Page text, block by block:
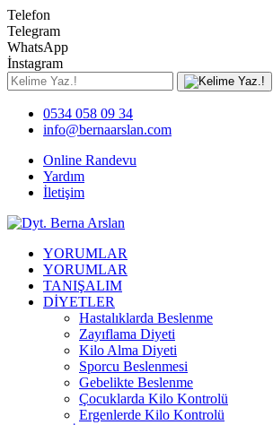
Telefon
Telegram
WhatsApp
İnstagram
0534 058 09 34
info@bernaarslan.com
Online Randevu
Yardım
İletişim
YORUMLAR
YORUMLAR
TANIŞALIM
DİYETLER
Hastalıklarda Beslenme
Zayıflama Diyeti
Kilo Alma Diyeti
Sporcu Beslenmesi
Gebelikte Beslenme
Çocuklarda Kilo Kontrolü
Ergenlerde Kilo Kontrolü